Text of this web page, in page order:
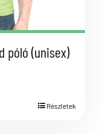
póló (unisex)
Részletek